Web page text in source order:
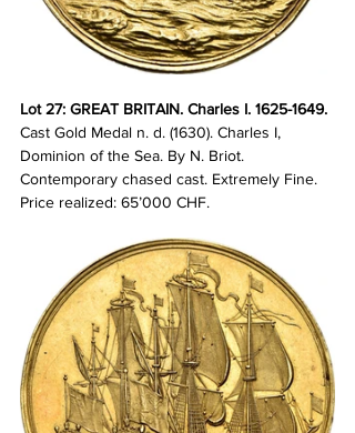
Lot 27: GREAT BRITAIN. Charles I. 1625-1649.
Cast Gold Medal n. d. (1630). Charles I,
Dominion of the Sea. By N. Briot.
Contemporary chased cast. Extremely Fine.
Price realized: 65’000 CHF.